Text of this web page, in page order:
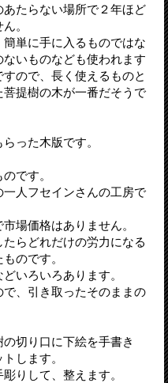
たらない場所で２年ほど
。
単に手に入るものではな
いものなども使われます
ので、長く使えるものと
提樹の木が一番だそうで
った木版です。
です。
人フセインさんの工房で
場価格はありません。
らどれだけの労力になる
のです。
いろいろあります。
、引き取ったそのままの
切り口に下絵を手書き
します。
りして、整えます。